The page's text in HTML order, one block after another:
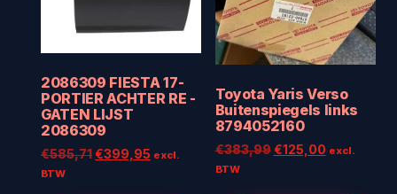
2086309 FIESTA 17-
PORTIER ACHTER RE -
GATEN LIJST
2086309
€585,71Oorspronkelijke
€399,95 Huidige
excl.
BTW
Toyota Yaris Verso
Buitenspiegels links
8794052160
€383,99 Oorspronkelijke
€125,00Huidige
excl.
BTW